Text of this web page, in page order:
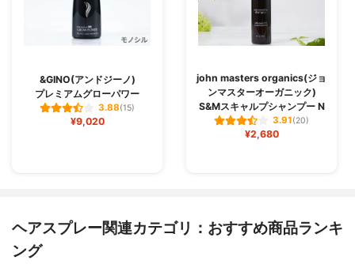
&GINO(アンドジーノ)
プレミアムグローパワー
3.88(15)
¥9,020
john masters organics(ジョ
ンマスターオーガニック)
S&Mスキャルプシャンプー N
3.91(20)
¥2,680
ヘアスプレー関連カテゴリ：おすすめ商品ランキ
ング